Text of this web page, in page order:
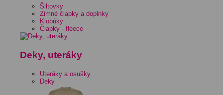
Šiltovky
Zimné čiapky a doplnky
Klobúky
Čiapky - fleece
Deky, uteráky
Uteráky a osušky
Deky